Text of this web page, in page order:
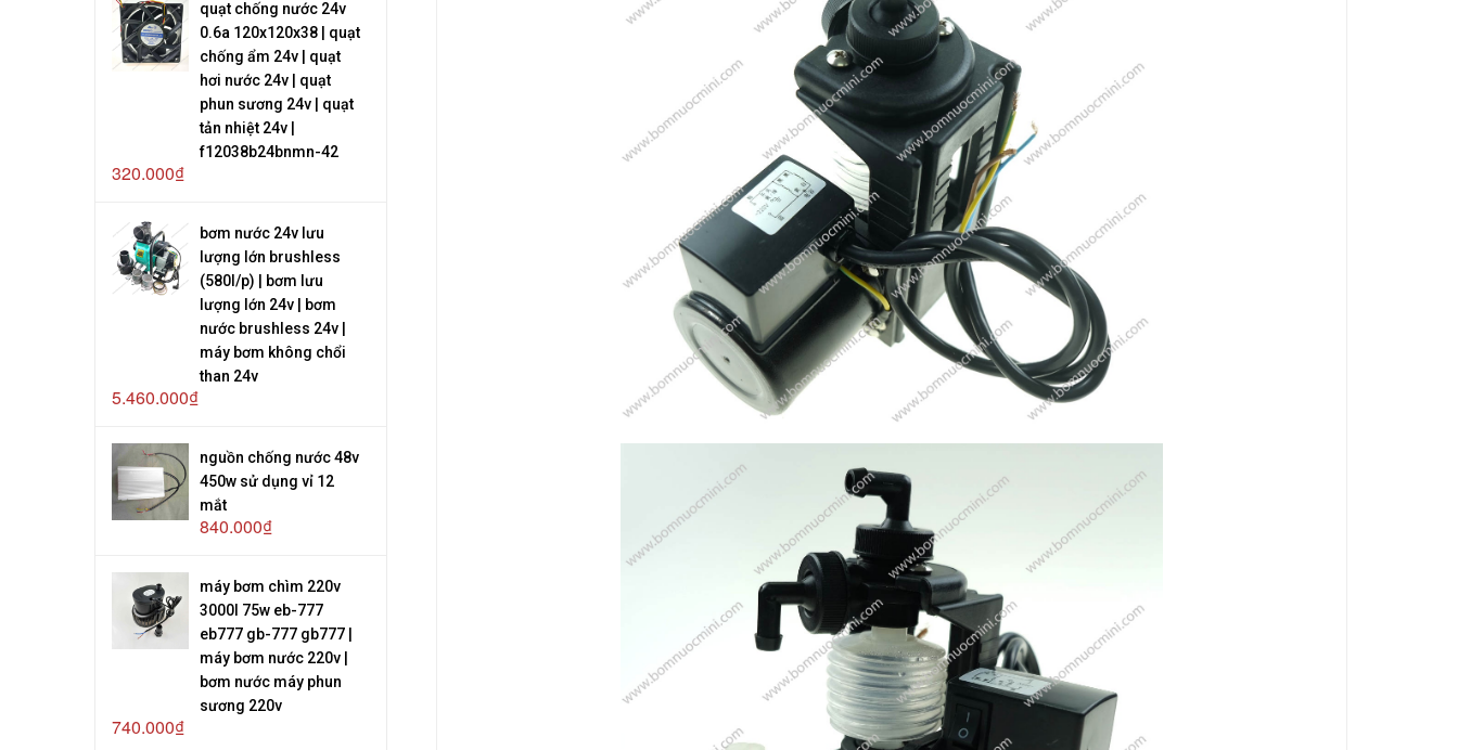
quạt chống nước 24v
0.6a 120x120x38 | quạt
chống ẩm 24v | quạt
hơi nước 24v | quạt
phun sương 24v | quạt
tản nhiệt 24v |
f12038b24bnmn-42
320.000₫
bơm nước 24v lưu
lượng lớn brushless
(580l/p) | bơm lưu
lượng lớn 24v | bơm
nước brushless 24v |
máy bơm không chổi
than 24v
5.460.000₫
nguồn chống nước 48v
450w sử dụng vỉ 12
mắt
840.000₫
máy bơm chìm 220v
3000l 75w eb-777
eb777 gb-777 gb777 |
máy bơm nước 220v |
bơm nước máy phun
sương 220v
740.000₫